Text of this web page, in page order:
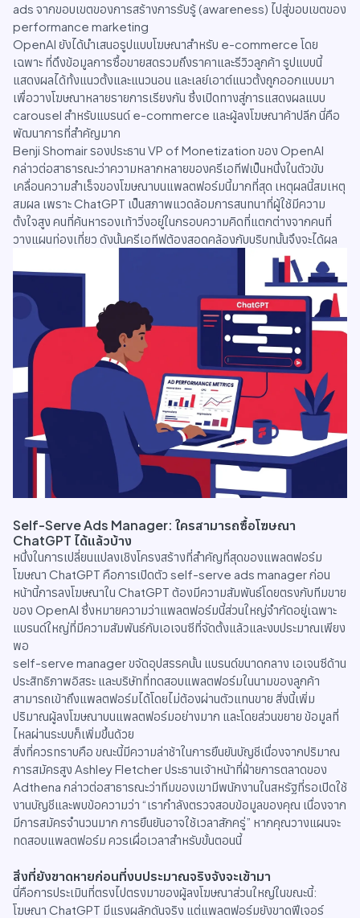
ads จากขอบเขตของการสร้างการรับรู้ (awareness) ไปสู่ขอบเขตของ
performance marketing
OpenAI ยังได้นำเสนอรูปแบบโฆษณาสำหรับ e-commerce โดย
เฉพาะ ที่ดึงข้อมูลการซื้อขายสดรวมถึงราคาและรีวิวลูกค้า รูปแบบนี้
แสดงผลได้ทั้งแนวตั้งและแนวนอน และเลย์เอาต์แนวตั้งถูกออกแบบมา
เพื่อวางโฆษณาหลายรายการเรียงกัน ซึ่งเปิดทางสู่การแสดงผลแบบ
carousel สำหรับแบรนด์ e-commerce และผู้ลงโฆษณาค้าปลีก นี่คือ
พัฒนาการที่สำคัญมาก
Benji Shomair รองประธาน VP of Monetization ของ OpenAI
กล่าวต่อสาธารณะว่าความหลากหลายของครีเอทีฟเป็นหนึ่งในตัวขับ
เคลื่อนความสำเร็จของโฆษณาบนแพลตฟอร์มนี้มากที่สุด เหตุผลนี้สมเหตุ
สมผล เพราะ ChatGPT เป็นสภาพแวดล้อมการสนทนาที่ผู้ใช้มีความ
ตั้งใจสูง คนที่ค้นหารองเท้าวิ่งอยู่ในกรอบความคิดที่แตกต่างจากคนที่
วางแผนท่องเที่ยว ดังนั้นครีเอทีฟต้องสอดคล้องกับบริบทนั้นจึงจะได้ผล
Self-Serve Ads Manager: ใครสามารถซื้อโฆษณา
ChatGPT ได้แล้วบ้าง
หนึ่งในการเปลี่ยนแปลงเชิงโครงสร้างที่สำคัญที่สุดของแพลตฟอร์ม
โฆษณา ChatGPT คือการเปิดตัว self-serve ads manager ก่อน
หน้านี้การลงโฆษณาใน ChatGPT ต้องมีความสัมพันธ์โดยตรงกับทีมขาย
ของ OpenAI ซึ่งหมายความว่าแพลตฟอร์มนี้ส่วนใหญ่จำกัดอยู่เฉพาะ
แบรนด์ใหญ่ที่มีความสัมพันธ์กับเอเจนซีที่จัดตั้งแล้วและงบประมาณเพียง
พอ
self-serve manager ขจัดอุปสรรคนั้น แบรนด์ขนาดกลาง เอเจนซีด้าน
ประสิทธิภาพอิสระ และบริษัทที่ทดสอบแพลตฟอร์มในนามของลูกค้า
สามารถเข้าถึงแพลตฟอร์มได้โดยไม่ต้องผ่านตัวแทนขาย สิ่งนี้เพิ่ม
ปริมาณผู้ลงโฆษณาบนแพลตฟอร์มอย่างมาก และโดยส่วนขยาย ข้อมูลที่
ไหลผ่านระบบก็เพิ่มขึ้นด้วย
สิ่งที่ควรทราบคือ ขณะนี้มีความล่าช้าในการยืนยันบัญชีเนื่องจากปริมาณ
การสมัครสูง Ashley Fletcher ประธานเจ้าหน้าที่ฝ่ายการตลาดของ
Adthena กล่าวต่อสาธารณะว่าทีมของเขามีพนักงานในสหรัฐที่รอเปิดใช้
งานบัญชีและพบข้อความว่า “เรากำลังตรวจสอบข้อมูลของคุณ เนื่องจาก
มีการสมัครจำนวนมาก การยืนยันอาจใช้เวลาสักครู่” หากคุณวางแผนจะ
ทดสอบแพลตฟอร์ม ควรเผื่อเวลาสำหรับขั้นตอนนี้
สิ่งที่ยังขาดหายก่อนที่งบประมาณจริงจังจะเข้ามา
นี่คือการประเมินที่ตรงไปตรงมาของผู้ลงโฆษณาส่วนใหญ่ในขณะนี้:
โฆษณา ChatGPT มีแรงผลักดันจริง แต่แพลตฟอร์มยังขาดฟีเจอร์